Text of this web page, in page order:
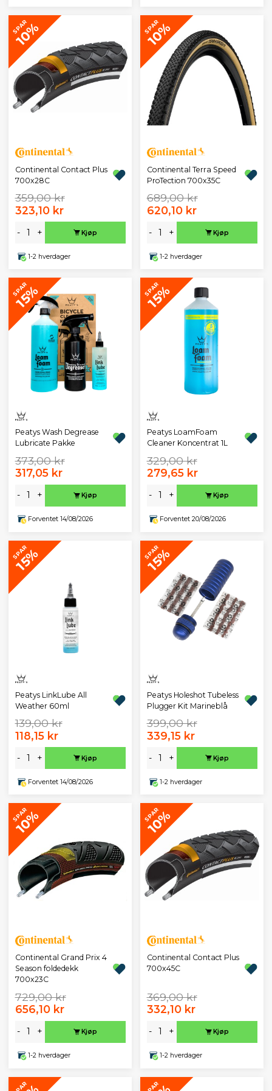
SPAR
10%
Continental Contact Plus
700x28C
359,00 kr
323,10 kr
- + Kjøp
1-2 hverdager
SPAR
10%
Continental Terra Speed
ProTection 700x35C
689,00 kr
620,10 kr
- + Kjøp
1-2 hverdager
SPAR
15%
Peatys Wash Degrease
Lubricate Pakke
373,00 kr
317,05 kr
- + Kjøp
Forventet 14/08/2026
SPAR
15%
Peatys LoamFoam
Cleaner Koncentrat 1L
329,00 kr
279,65 kr
- + Kjøp
Forventet 20/08/2026
SPAR
15%
Peatys LinkLube All
Weather 60ml
139,00 kr
118,15 kr
- + Kjøp
Forventet 14/08/2026
SPAR
15%
Peatys Holeshot Tubeless
Plugger Kit Marineblå
399,00 kr
339,15 kr
- + Kjøp
1-2 hverdager
SPAR
10%
Continental Grand Prix 4
Season foldedekk
700x23C
729,00 kr
656,10 kr
- + Kjøp
1-2 hverdager
SPAR
10%
Continental Contact Plus
700x45C
369,00 kr
332,10 kr
- + Kjøp
1-2 hverdager